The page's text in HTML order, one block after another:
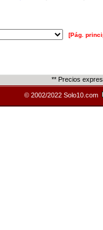
[Pág.
** Precios
© 2002/2022 Solo10.com